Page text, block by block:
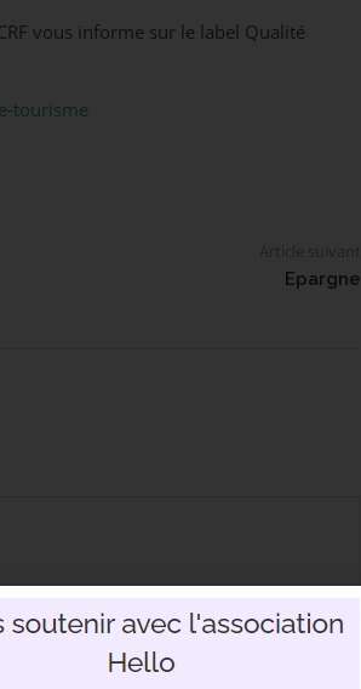
vous informe sur le label Qualité
tourisme
Epargne